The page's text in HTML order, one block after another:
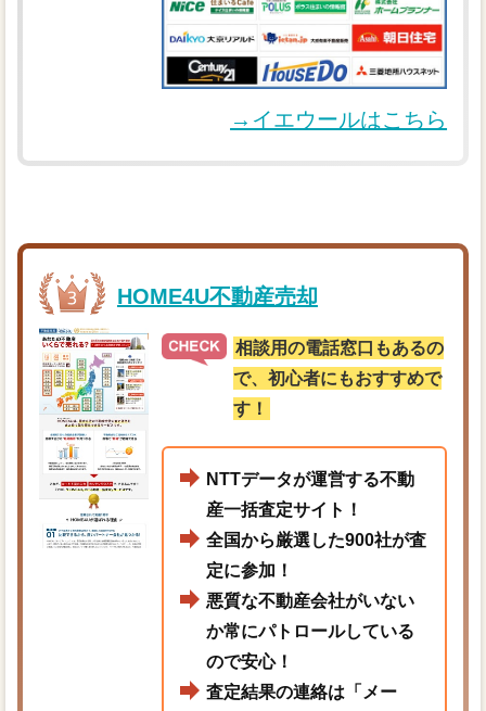
→イエウールはこちら
HOME4U不動産売却
相談用の電話窓口もあるの
で、初心者にもおすすめで
す！
NTTデータが運営する不動
産一括査定サイト！
全国から厳選した900社が査
定に参加！
悪質な不動産会社がいない
か常にパトロールしている
ので安心！
査定結果の連絡は「メー